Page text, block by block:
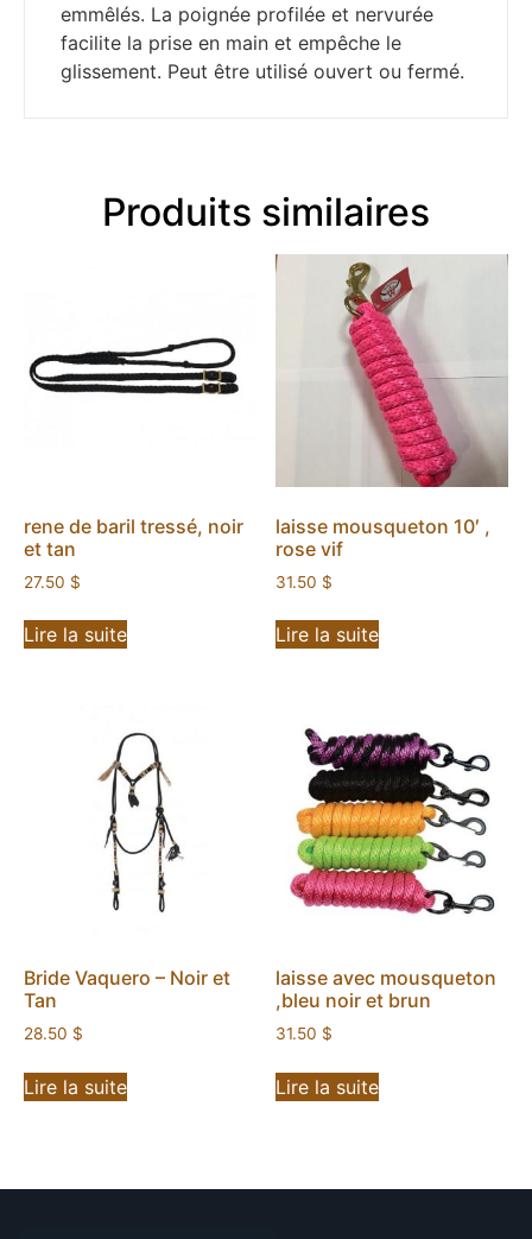
emmêlés. La poignée profilée et nervurée
facilite la prise en main et empêche le
glissement. Peut être utilisé ouvert ou fermé.
Produits similaires
rene de baril tressé, noir
et tan
27.50 $
Lire la suite
laisse mousqueton 10′ ,
rose vif
31.50 $
Lire la suite
Bride Vaquero – Noir et
Tan
28.50 $
Lire la suite
laisse avec mousqueton
,bleu noir et brun
31.50 $
Lire la suite